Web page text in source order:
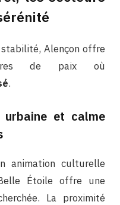
Alençon offre
de paix où
.
urbaine et calme
animation culturelle
Étoile offre une
La proximité